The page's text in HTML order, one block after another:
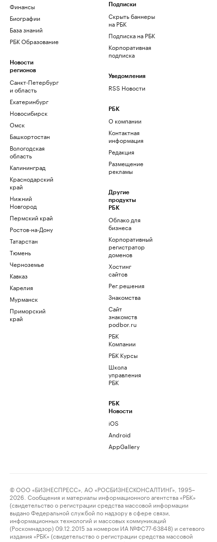
Финансы
Биографии
База знаний
РБК Образование
Новости
регионов
Санкт-Петербург
и область
Екатеринбург
Новосибирск
Омск
Башкортостан
Вологодская
область
Калининград
Краснодарский
край
Нижний
Новгород
Пермский край
Ростов-на-Дону
Татарстан
Тюмень
Черноземье
Кавказ
Карелия
Мурманск
Приморский
край
Подписки
Скрыть баннеры
на РБК
Подписка на РБК
Корпоративная
подписка
Уведомления
RSS Новости
РБК
О компании
Контактная
информация
Редакция
Размещение
рекламы
Другие
продукты
РБК
Облако для
бизнеса
Корпоративный
регистратор
доменов
Хостинг
сайтов
Рег.решения
Знакомства
Сайт
знакомств
podbor.ru
РБК
Компании
РБК Курсы
Школа
управления
РБК
РБК
Новости
iOS
Android
AppGallery
© ООО «БИЗНЕСПРЕСС», АО «РОСБИЗНЕСКОНСАЛТИНГ», 1995–
2026. Сообщения и материалы информационного агентства «РБК»
(свидетельство о регистрации средства массовой информации
выдано Федеральной службой по надзору в сфере связи,
информационных технологий и массовых коммуникаций
(Роскомнадзор) 09.12.2015 за номером ИА №ФС77-63848) и сетевого
издания «РБК» (свидетельство о регистрации средства массовой